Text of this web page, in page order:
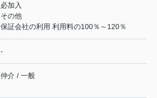
必加入
その他
保証会社の利用 利用料の100％～120％
-
仲介 / 一般